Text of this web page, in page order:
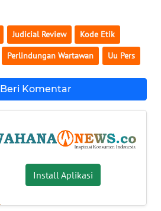
Judicial Review Kode Etik
Perlindungan Wartawan Uu Pers
Beri Komentar
Install Aplikasi